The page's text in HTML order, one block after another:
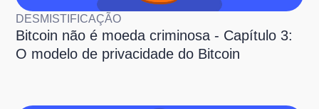
DESMISTIFICAÇÃO
Bitcoin não é moeda criminosa - Capítulo 3:
O modelo de privacidade do Bitcoin